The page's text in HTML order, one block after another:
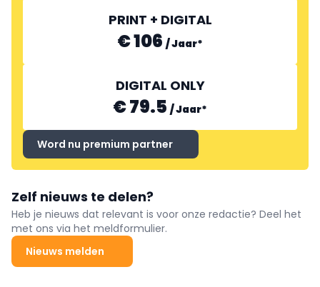
PRINT + DIGITAL
€ 106 /Jaar*
DIGITAL ONLY
€ 79.5 /Jaar*
Word nu premium partner
Zelf nieuws te delen?
Heb je nieuws dat relevant is voor onze redactie? Deel het
met ons via het meldformulier.
Nieuws melden